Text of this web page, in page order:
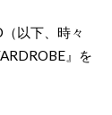
以下、時々
』を